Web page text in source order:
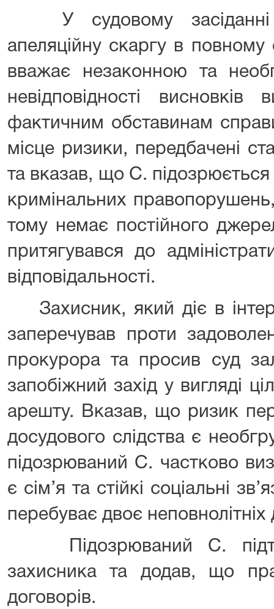
У судовому засіданні
апеляційну скаргу в повному
вважає незаконною та
невідповідності
фактичним обставинам
місце ризики, передбачені
та вказав, що С.
кримінальних
тому немає постійного
притягувався до
відповідальності.
Захисник, який діє в
заперечував проти
прокурора та просив суд
запобіжний захід у вигляді
арешту. Вказав, що ризик
досудового слідства є
підозрюваний С. частково
є сім’я та стійкі соціальні
перебуває двоє неповнолітніх
Підозрюваний С.
захисника та додав, що
договорів.